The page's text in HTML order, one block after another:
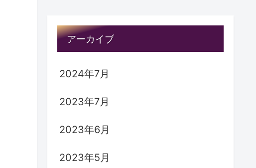
アーカイブ
2024年7月
2023年7月
2023年6月
2023年5月